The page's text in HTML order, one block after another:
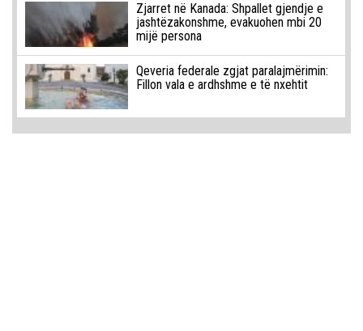
Zjarret në Kanada: Shpallet gjendje e
jashtëzakonshme, evakuohen mbi 20
mijë persona
Qeveria federale zgjat paralajmërimin:
Fillon vala e ardhshme e të nxehtit